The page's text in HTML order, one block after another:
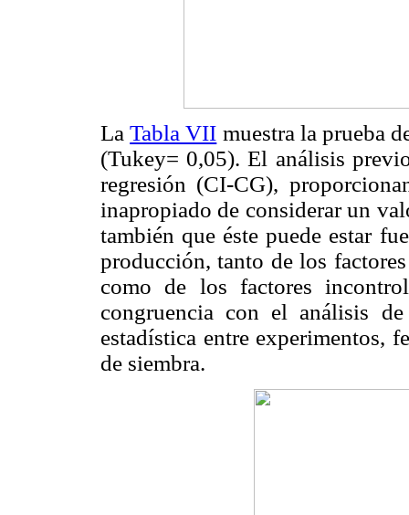
LaTabla VII muestra la prueba
(Tukey= 0,05). El análisis
regresión (CI-CG),
inapropiado de considerar un
también que éste puede estar
producción, tanto de los
como de los factores
congruencia con el análisis
estadística entre experimentos,
de siembra.